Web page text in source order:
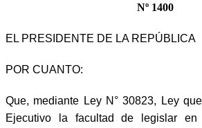
Nº 1400
EL PRESIDENTE DE LA REPÚBLICA
POR CUANTO:
Que, mediante Ley N° 30823, Ley
Ejecutivo la facultad de legislar en